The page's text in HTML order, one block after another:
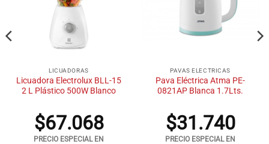
LICUADORAS
Licuadora Electrolux BLL-15
2 L Plástico 500W Blanco
$67.068
PRECIO ESPECIAL EN
PAVAS ELECTRICAS
Pava Eléctrica Atma PE-
0821AP Blanca 1.7Lts.
$31.740
PRECIO ESPECIAL EN